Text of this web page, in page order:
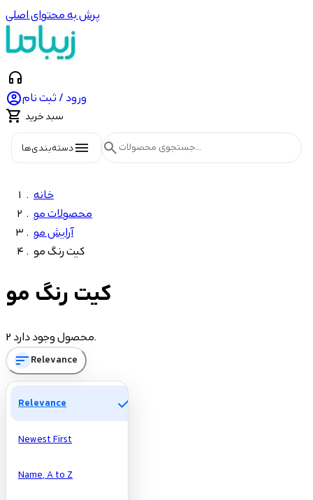
پرش به محتوای اصلی
headphones
ورود / ثبت نام
 سبد خرید
menuدسته‌بندی‌ها search
خانه
محصولات مو
آرایش مو
کیت رنگ مو
تومان
تومان
Manufacturers
کیت رنگ مو
2 محصول وجود دارد.
sortRelevance
Relevance check
Newest First
Name, A to Z